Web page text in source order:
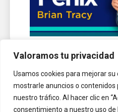
Valoramos tu privacidad
Usamos cookies para mejorar
mostrarle anuncios o
nuestro tráfico. Al hacer clic en
consentimiento a nuestro uso de